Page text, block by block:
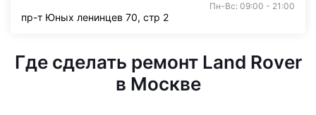
Пн-Вс: 09:00 - 21:00
пр-т Юных ленинцев 70, стр 2
Где сделать ремонт Land Rover
в Москве